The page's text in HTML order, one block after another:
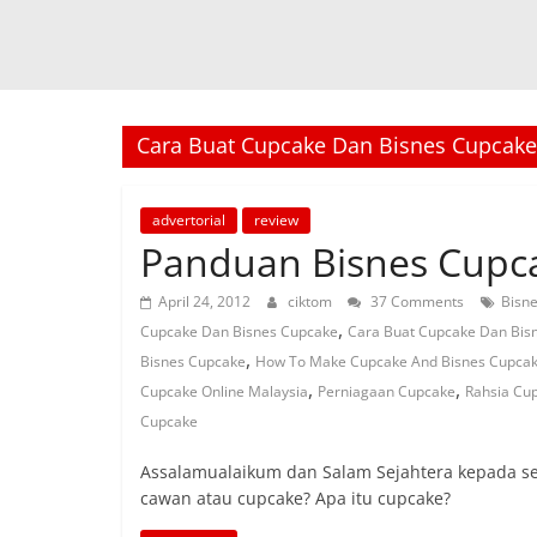
Cara Buat Cupcake Dan Bisnes Cupcake
advertorial review
Panduan Bisnes
April 24, 2012 ciktom 37 Comments
Cupcake Dan Bisnes Cupcake, Cara Buat Cupcake Dan
Bisnes Cupcake, How To Make Cupcake And Bisnes
Cupcake Online Malaysia, Perniagaan Cupcake, Rahsia
Cupcake
Assalamualaikum dan Salam Sejahtera kepada
cawan atau cupcake? Apa itu cupcake?